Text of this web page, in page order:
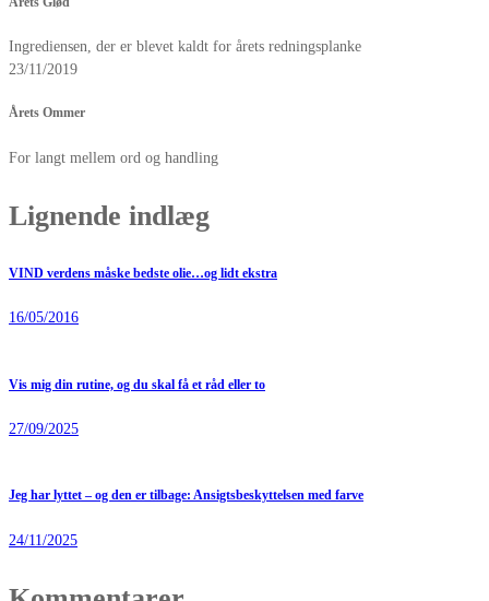
Ingrediensen, der er blevet kaldt for årets redningsplanke
23/11/2019
Årets Ommer
For langt mellem ord og handling
Lignende indlæg
VIND verdens måske bedste olie…og lidt ekstra
16/05/2016
Vis mig din rutine, og du skal få et råd eller to
27/09/2025
Jeg har lyttet – og den er tilbage: Ansigtsbeskyttelsen med farve
24/11/2025